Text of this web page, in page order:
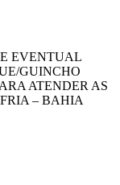
EVENTUAL
GUINCHO
ATENDER AS
– BAHIA